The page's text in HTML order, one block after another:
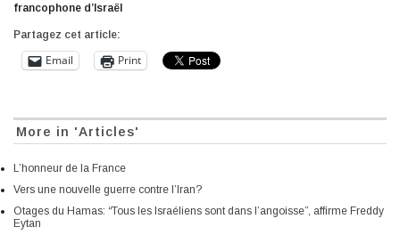
francophone d’Israël
Partagez cet article:
Email Print
More in 'Articles'
L’honneur de la France
Vers une nouvelle guerre contre l’Iran?
Otages du Hamas: “Tous les Israéliens sont dans l’angoisse”, affirme Freddy
Eytan